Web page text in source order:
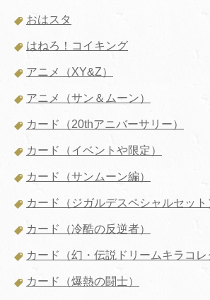
おはスタ
はねろ！コイキング
アニメ（XY&Z）
アニメ（サン＆ムーン）
カード（20thアニバーサリー）
カード（イベントや限定）
カード（サンムーン編）
カード（ジガルデスペシャルセット
カード（冷酷の反逆者）
カード（幻・伝説ドリームキラコレ
カード（爆熱の闘士）